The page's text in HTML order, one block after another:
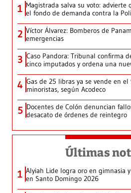
1 Magistrada salva su voto: advierte
el fondo de demanda contra la
2 Víctor Álvarez: Bomberos de
emergencias
3 Caso Pandora: Tribunal confirma
cinco imputados y ordena una
4 Gas de 25 libras ya se vende en
minoristas, según Acodeco
5 Docentes de Colón denuncian
desacato de órdenes de reintegro
Últimas
1 Alyiah Lide logra oro en gimnasia
en Santo Domingo 2026